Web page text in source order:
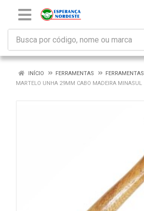
INÍCIO FERRAMENTAS
FERRAMENTAS
MARTELO UNHA 29MM CABO MADEIRA MINASUL